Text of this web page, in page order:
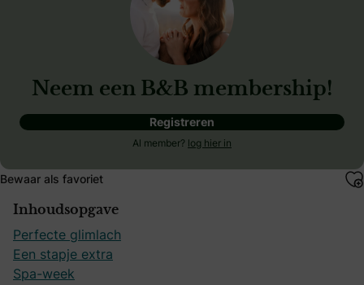
Neem een B&B membership!
Registreren
Al member? log hier in
Bewaar als favoriet
Inhoudsopgave
Perfecte glimlach
Een stapje extra
Spa-week